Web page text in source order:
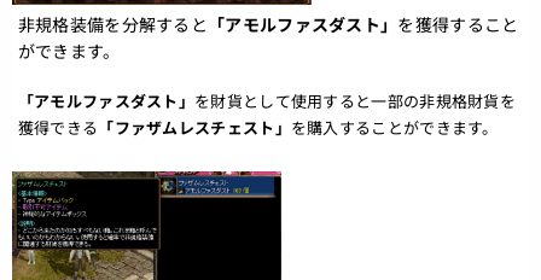
非規格装備を分解すると 「アモルファスダスト」 を獲得すること
ができます。
「アモルファスダスト」 を財貨として使用すると一部の非規格財貨を
獲得できる 「ファザムレスチェスト」 を購入することができます。